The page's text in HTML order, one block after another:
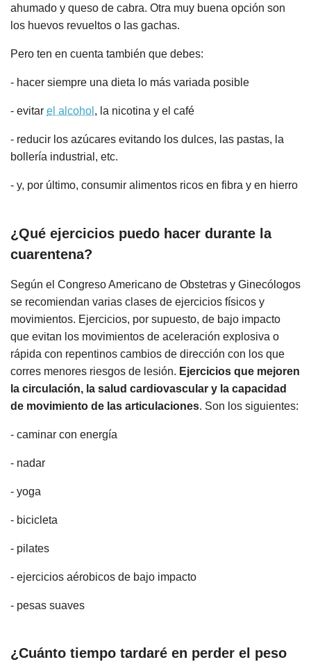
ahumado y queso de cabra. Otra muy buena opción son
los huevos revueltos o las gachas.
Pero ten en cuenta también que debes:
- hacer siempre una dieta lo más variada posible
- evitar el alcohol , la nicotina y el café
- reducir los azúcares evitando los dulces, las pastas, la
bollería industrial, etc.
- y, por último, consumir alimentos ricos en fibra y en hierro
¿Qué ejercicios puedo hacer durante la
cuarentena?
Según el Congreso Americano de Obstetras y Ginecólogos
se recomiendan varias clases de ejercicios físicos y
movimientos. Ejercicios, por supuesto, de bajo impacto
que evitan los movimientos de aceleración explosiva o
rápida con repentinos cambios de dirección con los que
corres menores riesgos de lesión. Ejercicios que mejoren
la circulación, la salud cardiovascular y la capacidad
de movimiento de las articulaciones. Son los siguientes:
- caminar con energía
- nadar
- yoga
- bicicleta
- pilates
- ejercicios aérobicos de bajo impacto
- pesas suaves
¿Cuánto tiempo tardaré en perder el peso